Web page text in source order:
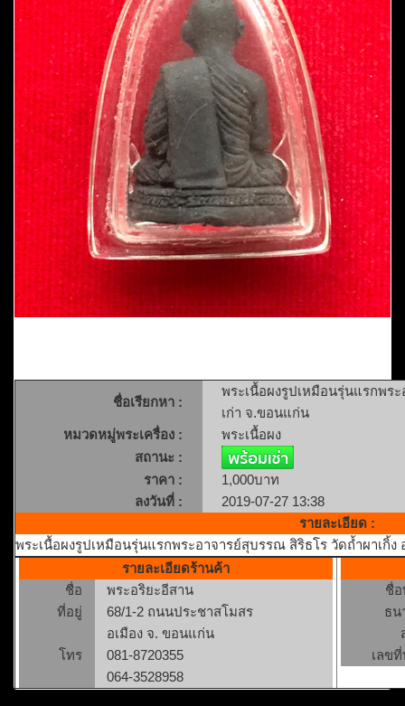
ชื่อเรียกหา :
พระเนื้อผงรูปเหมือนรุ่นแรกพร
เก่า จ.ขอนแก่น
หมวดหมู่พระเครื่อง :
พระเนื้อผง
สถานะ :
ราคา :
1,000บาท
ลงวันที่ :
2019-07-27 13:38
รายละเอียด :
พระเนื้อผงรูปเหมือนรุ่นแรกพระอาจารย์สุบรรณ สิริธโร วัดถ้ำผาเกิ้ง
รายละเอียดร้านค้า
ชื่อ
พระอริยะอีสาน
ที่อยู่
68/1-2 ถนนประชาสโมสร
อเมือง จ. ขอนแก่น
โทร
081-8720355
064-3528958
ชื่
ธน
เลข